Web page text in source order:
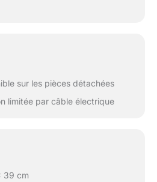
sur les pièces détachées
limitée par câble électrique
39 cm